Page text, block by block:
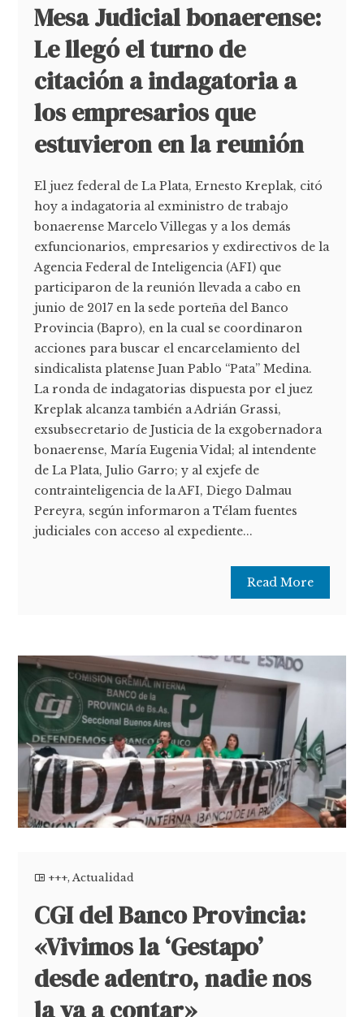
Mesa Judicial bonaerense:
Le llegó el turno de
citación a indagatoria a
los empresarios que
estuvieron en la reunión
El juez federal de La Plata, Ernesto Kreplak, citó
hoy a indagatoria al exministro de trabajo
bonaerense Marcelo Villegas y a los demás
exfuncionarios, empresarios y exdirectivos de la
Agencia Federal de Inteligencia (AFI) que
participaron de la reunión llevada a cabo en
junio de 2017 en la sede porteña del Banco
Provincia (Bapro), en la cual se coordinaron
acciones para buscar el encarcelamiento del
sindicalista platense Juan Pablo “Pata” Medina.
La ronda de indagatorias dispuesta por el juez
Kreplak alcanza también a Adrián Grassi,
exsubsecretario de Justicia de la exgobernadora
bonaerense, María Eugenia Vidal; al intendente
de La Plata, Julio Garro; y al exjefe de
contrainteligencia de la AFI, Diego Dalmau
Pereyra, según informaron a Télam fuentes
judiciales con acceso al expediente...
Read More
+++,Actualidad
CGI del Banco Provincia:
«Vivimos la ‘Gestapo’
desde adentro, nadie nos
la va a contar»